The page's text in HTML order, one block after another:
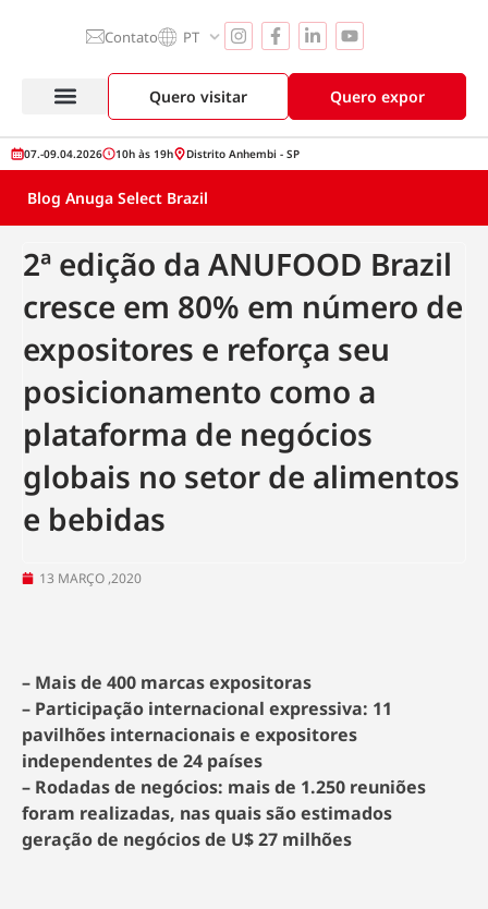
Contato PT
Quero visitar Quero expor
07.-09.04.2026 10h às 19h Distrito Anhembi - SP
Blog Anuga Select Brazil
2ª edição da ANUFOOD Brazil
cresce em 80% em número de
expositores e reforça seu
posicionamento como a
plataforma de negócios
globais no setor de alimentos
e bebidas
13 MARÇO ,2020
– Mais de 400 marcas expositoras
– Participação internacional expressiva: 11
pavilhões internacionais e expositores
independentes de 24 países
– Rodadas de negócios: mais de 1.250 reuniões
foram realizadas, nas quais são estimados
geração de negócios de U$ 27 milhões